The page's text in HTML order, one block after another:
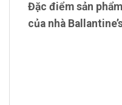
Đặc điểm sản
của nhà